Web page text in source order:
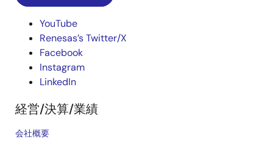
YouTube
Renesas’s Twitter/X
Facebook
Instagram
LinkedIn
経営/決算/業績
会社概要